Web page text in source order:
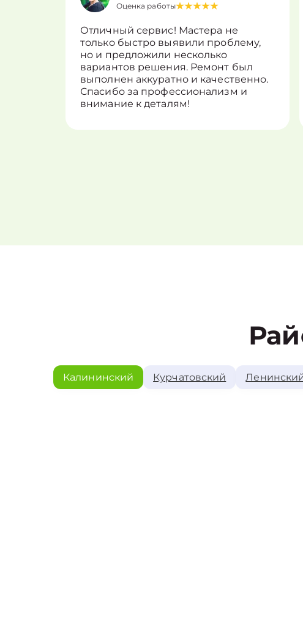
Оценка работы
Отличный сервис! Мастера не
только быстро выявили проблему,
но и предложили несколько
вариантов решения. Ремонт был
выполнен аккуратно и качественно.
Спасибо за профессионализм и
внимание к деталям!
Калининский Курчатовский